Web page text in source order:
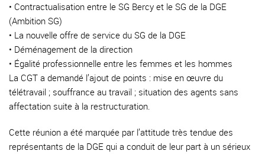
• Contractualisation entre le SG Bercy et le SG de la DGE
(Ambition SG)
• La nouvelle offre de service du SG de la DGE
• Déménagement de la direction
• Égalité professionnelle entre les femmes et les hommes
La CGT a demandé l’ajout de points : mise en œuvre du
télétravail ; souffrance au travail ; situation des agents sans
affectation suite à la restructuration.
Cette réunion a été marquée par l’attitude très tendue des
représentants de la DGE qui a conduit de leur part à un sérieux